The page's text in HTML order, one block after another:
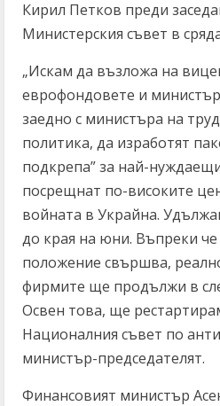
Кирил Петков преди
Министерския съвет в
„Искам да възложа на
еврофондовете и
заедно с министъра на
политика, да изработят
подкрепа” за най-
посрещнат по-високите
войната в Украйна.
до края на юни. Въпреки
положение свършва,
фирмите ще продължи в
Освен това, ще
Националния съвет по
министър-председателят.
Финансовият министър